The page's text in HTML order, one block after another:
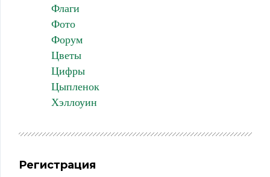
Флаги
Фото
Форум
Цветы
Цифры
Цыпленок
Хэллоуин
Регистрация